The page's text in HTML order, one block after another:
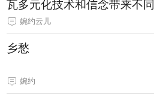
瓦多元化技术和信念带来不同
婉约云儿
乡愁
婉约